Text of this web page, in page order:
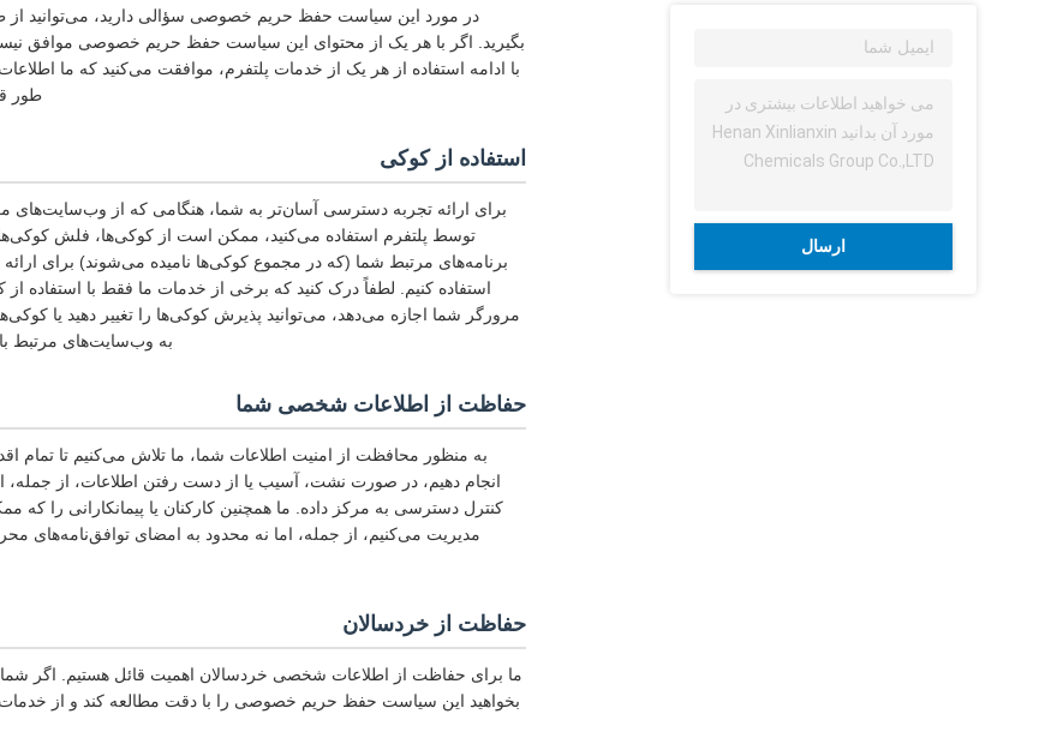
در مورد این سیاست حفظ حریم خصوصی سؤالی دارید، می‌توانید از
بگیرید. اگر با هر یک از محتوای این سیاست حفظ حریم خصوصی موافق
با ادامه استفاده از هر یک از خدمات پلتفرم، موافقت می‌کنید که ما
طور
استفاده از کوکی
برای ارائه تجربه دسترسی آسان‌تر به شما، هنگامی که از وب‌سایت‌های
توسط پلتفرم استفاده می‌کنید، ممکن است از کوکی‌ها، فلش
برنامه‌های مرتبط شما (که در مجموع کوکی‌ها نامیده می‌شوند) برای
استفاده کنیم. لطفاً درک کنید که برخی از خدمات ما فقط با استفاده
مرورگر شما اجازه می‌دهد، می‌توانید پذیرش کوکی‌ها را تغییر دهید یا
به وب‌سایت‌های مرتبط با
حفاظت از اطلاعات شخصی شما
به منظور محافظت از امنیت اطلاعات شما، ما تلاش می‌کنیم تا تمام
کنترل دسترسی به مرکز داده. ما همچنین کارکنان یا پیمانکارانی را
مدیریت می‌کنیم، از جمله، اما نه محدود به امضای توافق‌نامه‌های
حفاظت از خردسالان
ما برای حفاظت از اطلاعات شخصی خردسالان اهمیت قائل هستیم. اگر
بخواهید این سیاست حفظ حریم خصوصی را با دقت مطالعه کند و از خدمات
ارسال